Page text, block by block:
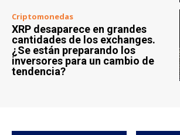
Criptomonedas
XRP desaparece en grandes
cantidades de los exchanges.
¿Se están preparando los
inversores para un cambio de
tendencia?